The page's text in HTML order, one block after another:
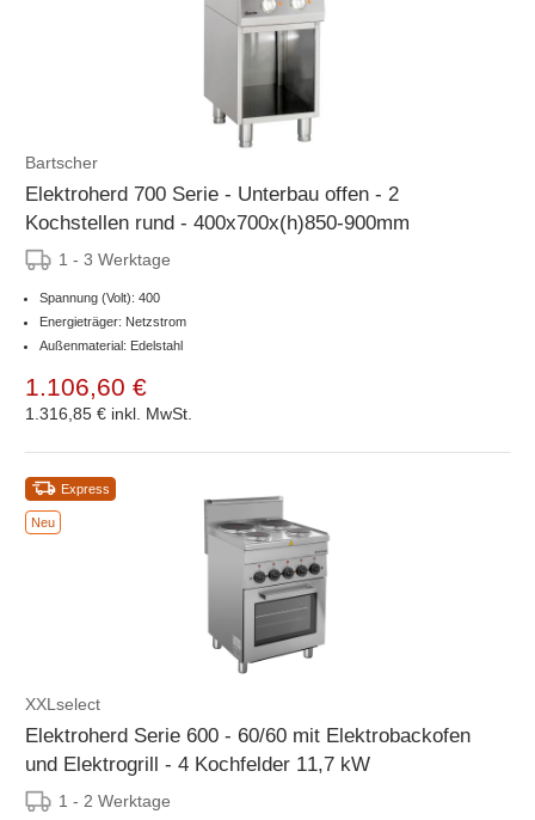
Bartscher
Elektroherd 700 Serie - Unterbau offen - 2
Kochstellen rund - 400x700x(h)850-900mm
1 - 3 Werktage
Spannung (Volt): 400
Energieträger: Netzstrom
Außenmaterial: Edelstahl
1.106,60 €
1.316,85 € inkl. MwSt.
Express
Neu
XXLselect
Elektroherd Serie 600 - 60/60 mit Elektrobackofen
und Elektrogrill - 4 Kochfelder 11,7 kW
1 - 2 Werktage